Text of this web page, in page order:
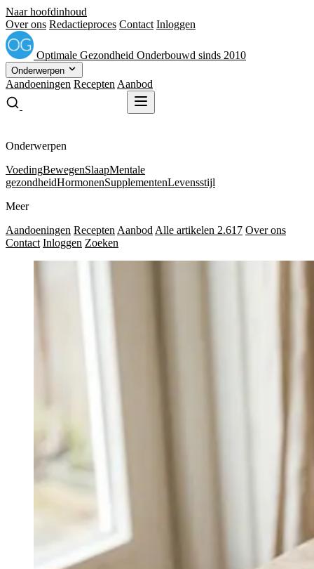
Naar hoofdinhoud
Over ons Redactieproces Contact Inloggen
Optimale Gezondheid Onderbouwd sinds 2010
Onderwerpen
Aandoeningen Recepten Aanbod
Onderwerpen
VoedingBewegenSlaapMentale
gezondheidHormonenSupplementenLevensstijl
Meer
Aandoeningen Recepten Aanbod Alle artikelen 2.617 Over ons
Contact Inloggen Zoeken